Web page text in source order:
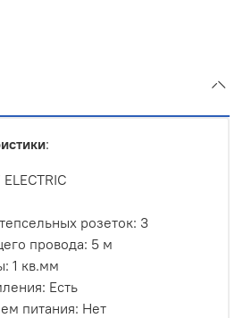
:
розеток: 3
провода: 5 м
1 кв.мм
Есть
питания: Нет